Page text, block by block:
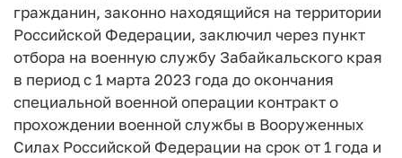
гражданин, законно находящийся на территории
Российской Федерации, заключил через пункт
отбора на военную службу Забайкальского края
в период с 1 марта 2023 года до окончания
специальной военной операции контракт о
прохождении военной службы в Вооруженных
Силах Российской Федерации на срок от 1 года и